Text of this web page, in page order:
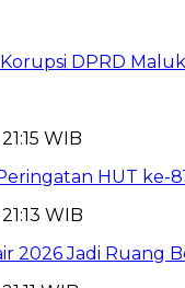
DPRD
WIB
HUT ke-
WIB
2026 Jadi Ruang